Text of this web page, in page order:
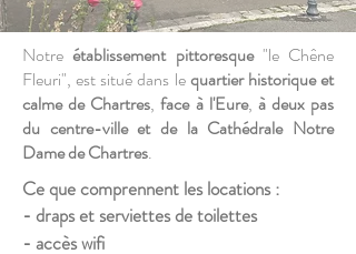
Notreétablissement pittoresque"le Chêne
Fleuri", est situé dans lequartier historique et
calme de Chartres,face à l'Eure, à deux pas
du centre-ville et de la Cathédrale Notre
Dame de Chartres.
Ce que comprennent les locations :
- draps et serviettes de toilettes
- accès wifi